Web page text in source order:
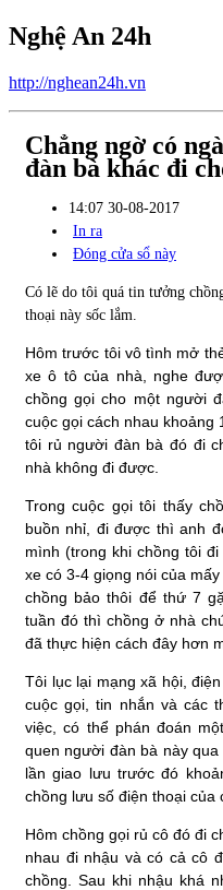
Nghệ An 24h
http://nghean24h.vn
Chẳng ngờ có
đàn bà khác đi
14:07 30-08-2017
In ra
Đóng cửa sổ này
Có lẽ do tôi quá tin tưởng
thoại này sốc lắm.
Hôm trước tôi vô tình mở
xe ô tô của nhà, nghe
chồng gọi cho một người
cuộc gọi cách nhau khoảng
tôi rủ người đàn bà đó đi
nhà không đi được.
Trong cuộc gọi tôi thấy
buồn nhỉ, đi được thì anh
mình (trong khi chồng tôi
xe có 3-4 giọng nói của
chồng bảo thôi để thứ 7
tuần đó thì chồng ở nhà
đã thực hiện cách đây hơn
Tôi lục lại mạng xã hội,
cuộc gọi, tin nhắn và các
việc, có thể phán đoán
quen người đàn bà này
lần giao lưu trước đó
chồng lưu số điện thoại của
Hôm chồng gọi rủ cô đó đi
nhau đi nhậu và có cả cô
chồng. Sau khi nhậu khá